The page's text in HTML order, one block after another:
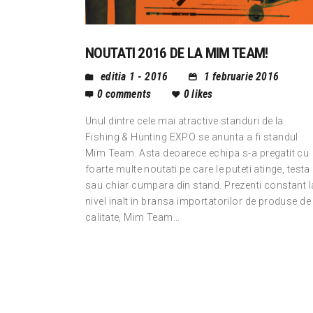
NOUTATI 2016 DE LA MIM TEAM!
editia 1 - 2016
1 februarie 2016
0 comments 0likes
Unul dintre cele mai atractive standuri de la
Fishing & Hunting EXPO se anunta a fi standul
Mim Team. Asta deoarece echipa s-a pregatit cu
foarte multe noutati pe care le puteti atinge, testa
sau chiar cumpara din stand. Prezenti constant
nivel inalt in bransa importatorilor de produse de
calitate, Mim Team…